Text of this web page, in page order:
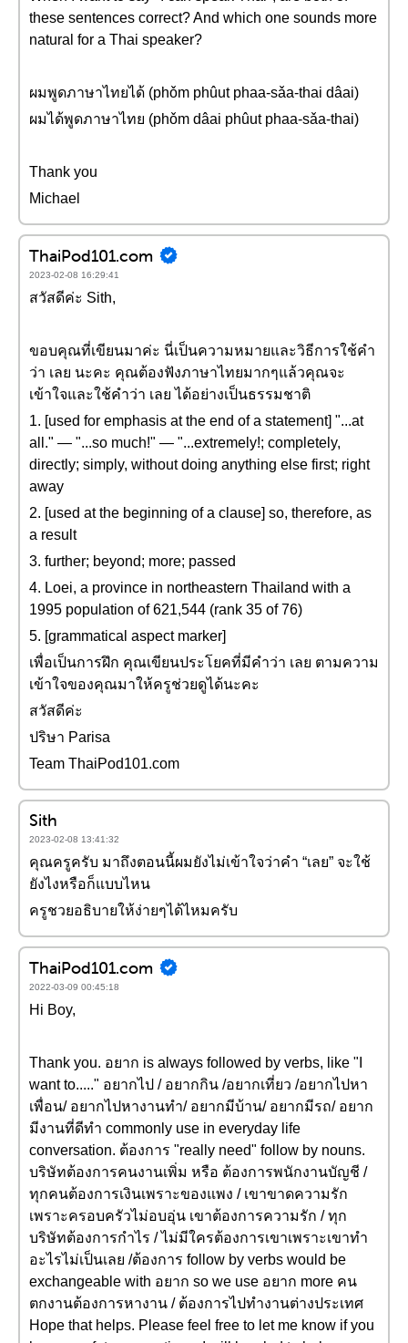
these sentences correct? And which one sounds more
natural for a Thai speaker?
ผมพูดภาษาไทยได้ (phǒm phûut phaa-sǎa-thai dâai)
ผมได้พูดภาษาไทย (phǒm dâai phûut phaa-sǎa-thai)
Thank you
Michael
ThaiPod101.com
2023-02-08 16:29:41
สวัสดีค่ะ Sith,
ขอบคุณที่เขียนมาค่ะ นี่เป็นความหมายและวิธีการใช้คำ
ว่า เลย นะคะ คุณต้องฟังภาษาไทยมากๆแล้วคุณจะ
เข้าใจและใช้คำว่า เลย ได้อย่างเป็นธรรมชาติ
1. [used for emphasis at the end of a statement] "...at
all." — "...so much!" — "...extremely!; completely,
directly; simply, without doing anything else first; right
away
2. [used at the beginning of a clause] so, therefore, as
a result
3. further; beyond; more; passed
4. Loei, a province in northeastern Thailand with a
1995 population of 621,544 (rank 35 of 76)
5. [grammatical aspect marker]
เพื่อเป็นการฝึก คุณเขียนประโยคที่มีคำว่า เลย ตามความ
เข้าใจของคุณมาให้ครูช่วยดูได้นะคะ
สวัสดีค่ะ
ปริษา Parisa
Team ThaiPod101.com
Sith
2023-02-08 13:41:32
คุณครูครับ มาถึงตอนนี้ผมยังไม่เข้าใจว่าคำ “เลย” จะใช้
ยังไงหรือก็แบบไหน
ครูชวยอธิบายให้ง่ายๆได้ไหมครับ
ThaiPod101.com
2022-03-09 00:45:18
Hi Boy,
Thank you. อยาก is always followed by verbs, like "I
want to....." อยากไป / อยากกิน /อยากเที่ยว /อยากไปหา
เพื่อน/ อยากไปหางานทำ/ อยากมีบ้าน/ อยากมีรถ/ อยาก
มีงานที่ดีทำ commonly use in everyday life
conversation. ต้องการ "really need" follow by nouns.
บริษัทต้องการคนงานเพิ่ม หรือ ต้องการพนักงานบัญชี /
ทุกคนต้องการเงินเพราะของแพง / เขาขาดความรัก
เพราะครอบครัวไม่อบอุ่น เขาต้องการความรัก / ทุก
บริษัทต้องการกำไร / ไม่มีใครต้องการเขาเพราะเขาทำ
อะไรไม่เป็นเลย /ต้องการ follow by verbs would be
exchangeable with อยาก so we use อยาก more คน
ตกงานต้องการหางาน / ต้องการไปทำงานต่างประเทศ
Hope that helps. Please feel free to let me know if you